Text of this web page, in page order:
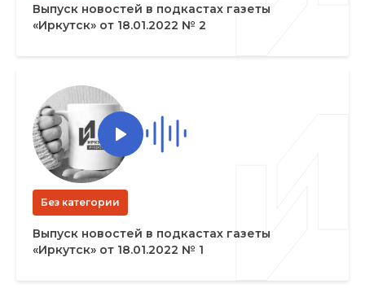
Выпуск новостей в подкастах газеты
«Иркутск» от 18.01.2022 № 2
Без категории
Выпуск новостей в подкастах газеты
«Иркутск» от 18.01.2022 № 1